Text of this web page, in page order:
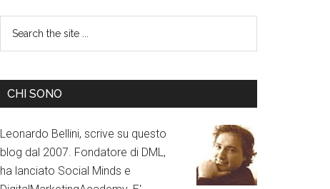
CHI SONO
Leonardo Bellini, scrive su questo
blog dal 2007. Fondatore di DML,
ha lanciato Social Minds e